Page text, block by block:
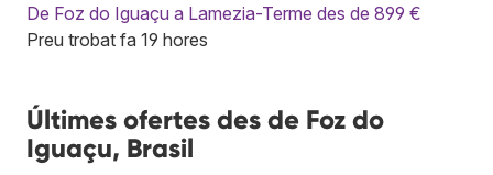
De Foz do Iguaçu a Lamezia-Terme des de 899 €
Preu trobat fa 19 hores
Últimes ofertes des de Foz do
Iguaçu, Brasil